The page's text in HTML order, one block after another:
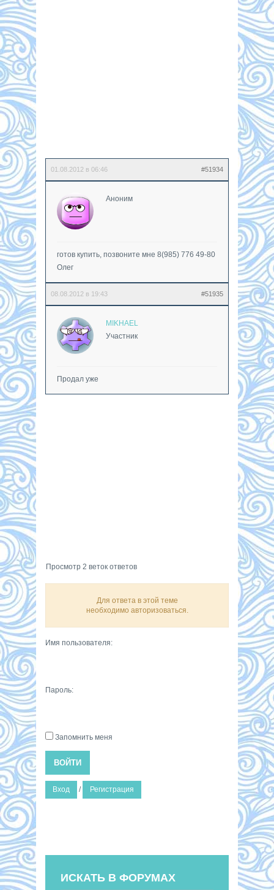
01.08.2012 в 06:46 #51934
Аноним
готов купить, позвоните мне 8(985) 776 49-80
Олег
08.08.2012 в 19:43 #51935
MIKHAEL
Участник
Продал уже
Просмотр 2 веток ответов
Для ответа в этой теме
необходимо авторизоваться.
Имя пользователя:
Пароль:
Запомнить меня
ВОЙТИ
Вход / Регистрация
ИСКАТЬ В ФОРУМАХ